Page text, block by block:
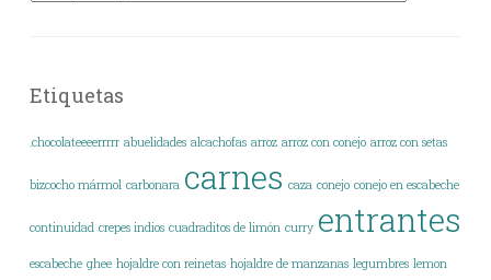
Etiquetas
.chocolateeeerrrrr abuelidades alcachofas arroz arroz con conejo arroz con setas
bizcocho mármol carbonara carnes caza conejo conejo en escabeche
continuidad crepes indios cuadraditos de limón curry entrantes
escabeche ghee hojaldre con reinetas hojaldre de manzanas legumbres lemon